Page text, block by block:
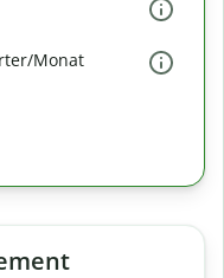
Monat